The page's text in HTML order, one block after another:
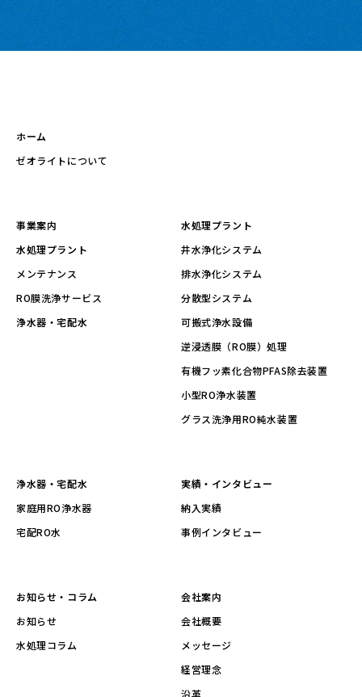
ホーム
ゼオライトについて
事業案内
水処理プラント
メンテナンス
RO膜洗浄サービス
浄水器・宅配水
水処理プラント
井水浄化システム
排水浄化システム
分散型システム
可搬式浄水設備
逆浸透膜（RO膜）処理
有機フッ素化合物PFAS除去装置
小型RO浄水装置
グラス洗浄用RO純水装置
浄水器・宅配水
家庭用RO浄水器
宅配RO水
実績・インタビュー
納入実績
事例インタビュー
お知らせ・コラム
お知らせ
水処理コラム
会社案内
会社概要
メッセージ
経営理念
沿革